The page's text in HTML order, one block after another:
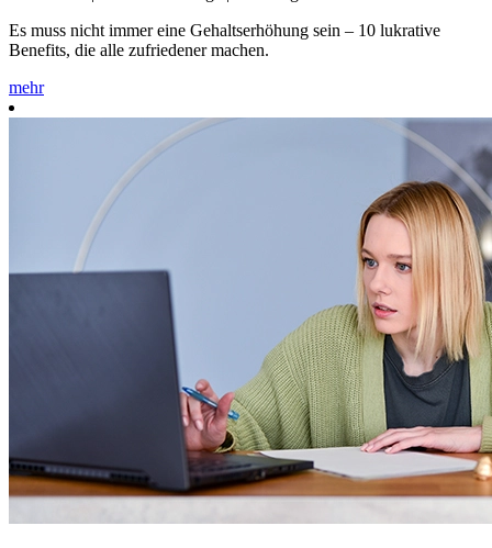
Es muss nicht immer eine Gehaltserhöhung sein – 10 lukrative
Benefits, die alle zufriedener machen.
mehr